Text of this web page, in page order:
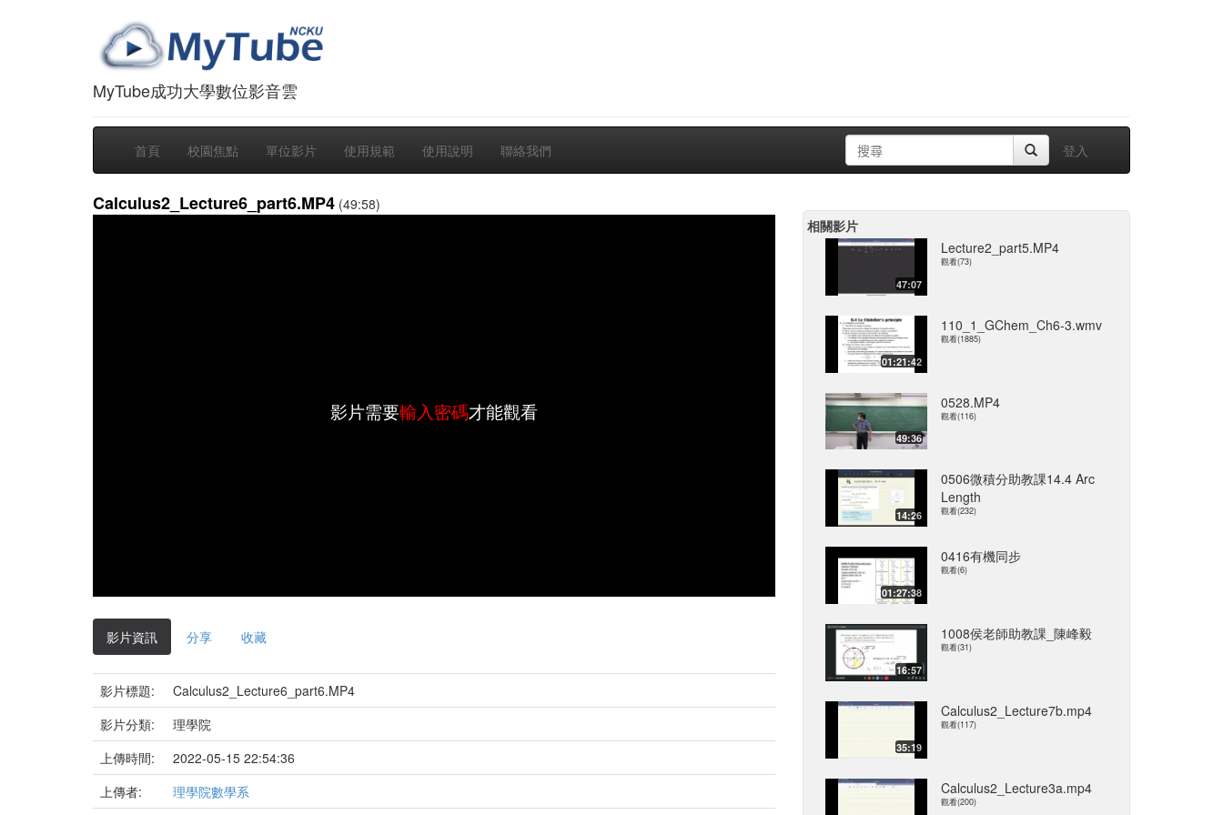
MyTube成功大學數位影音雲
首頁 校園焦點 單位影片 使用規範 使用說明 聯絡我們 登入
Calculus2_Lecture6_part6.MP4 (49:58)
影片需要輸入密碼才能觀看
影片資訊 分享 收藏
影片標題:
Calculus2_Lecture6_part6.MP4
影片分類:
理學院
上傳時間:
2022-05-15 22:54:36
上傳者:
理學院數學系
相關影片
47:07
Lecture2_part5.MP4
觀看(73)
01:21:42
110_1_GChem_Ch6-3.wmv
觀看(1885)
49:36
0528.MP4
觀看(116)
14:26
0506微積分助教課14.4 Arc
Length
觀看(232)
01:27:38
0416有機同步
觀看(6)
16:57
1008侯老師助教課_陳峰毅
觀看(31)
35:19
Calculus2_Lecture7b.mp4
觀看(117)
Calculus2_Lecture3a.mp4
觀看(200)